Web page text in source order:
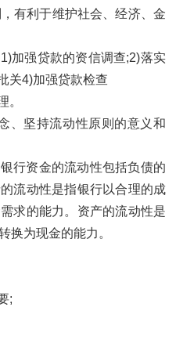
有利于维护社会、经济、金
加强贷款的资信调查;2)落实
关4)加强贷款检查
。
、坚持流动性原则的意义和
行资金的流动性包括负债的
流动性是指银行以合理的成
求的能力。资产的流动性是
换为现金的能力。
;